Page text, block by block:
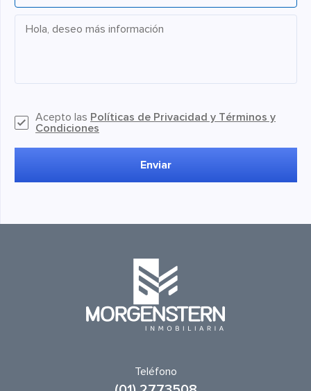
Hola, deseo más información
Acepto las Políticas de Privacidad y Términos y
Condiciones
Enviar
Teléfono